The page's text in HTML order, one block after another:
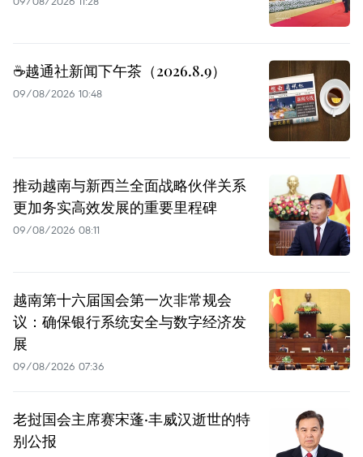
☕️越通社新闻下午茶（2026.8.9）
09/08/2026 10:48
推动越南与新西兰全面战略伙伴关系
更加务实高效发展的重要里程碑
09/08/2026 08:11
越南第十六届国会第一次非常规会
议：确保银行系统安全与数字经济发
展
09/08/2026 07:36
老挝国会主席赛宋蓬·丰威汉逝世的特
别公报